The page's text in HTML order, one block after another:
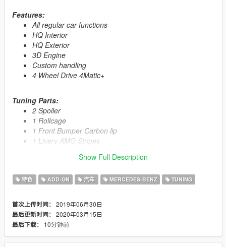
Features:
All regular car functions
HQ Interior
HQ Exterior
3D Engine
Custom handling
4 Wheel Drive 4Matic+
Tuning Parts:
2 Spoiler
1 Rollcage
1 Front Bumper Carbon lip
1 Livery AMG Stripes
Primary Color:Body
Secondary Color:Interior
Automatic installation, description included!
Enjoy
Show Full Description
特色 ADD-ON 汽车 MERCEDES-BENZ TUNING
首次上传时间： 2019年06月30日
最后更新时间： 2020年03月15日
最后下载：
10分钟前